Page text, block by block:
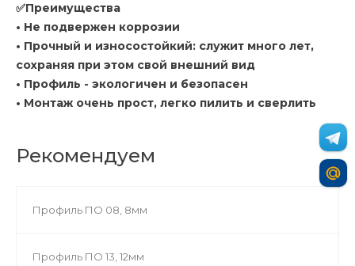
✅Преимущества
• Не подвержен коррозии
• Прочный и износостойкий: служит много лет,
сохраняя при этом свой внешний вид
• Профиль - экологичен и безопасен
• Монтаж очень прост, легко пилить и сверлить
Рекомендуем
Профиль ПО 08, 8мм
Профиль ПО 13, 12мм